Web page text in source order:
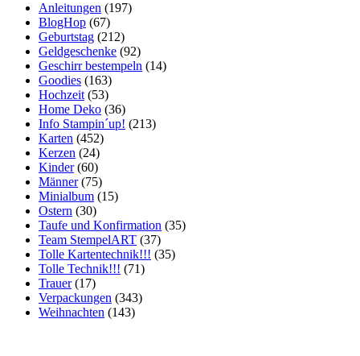
Anleitungen (197)
BlogHop (67)
Geburtstag (212)
Geldgeschenke (92)
Geschirr bestempeln (14)
Goodies (163)
Hochzeit (53)
Home Deko (36)
Info Stampin´up! (213)
Karten (452)
Kerzen (24)
Kinder(60)
Männer(75)
Minialbum (15)
Ostern (30)
Taufe und Konfirmation (35)
Team StempelART (37)
Tolle Kartentechnik!!! (35)
Tolle Technik!!! (71)
Trauer(17)
Verpackungen (343)
Weihnachten (143)